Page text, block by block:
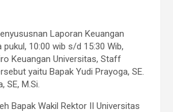
Laporan Keuangan
10:00 wib s/d 15:30 Wib,
Keuangan Universitas, Staff
yaitu Bapak Yudi Prayoga, SE.
SE, M.Si.
Bapak Wakil Rektor II Universitas